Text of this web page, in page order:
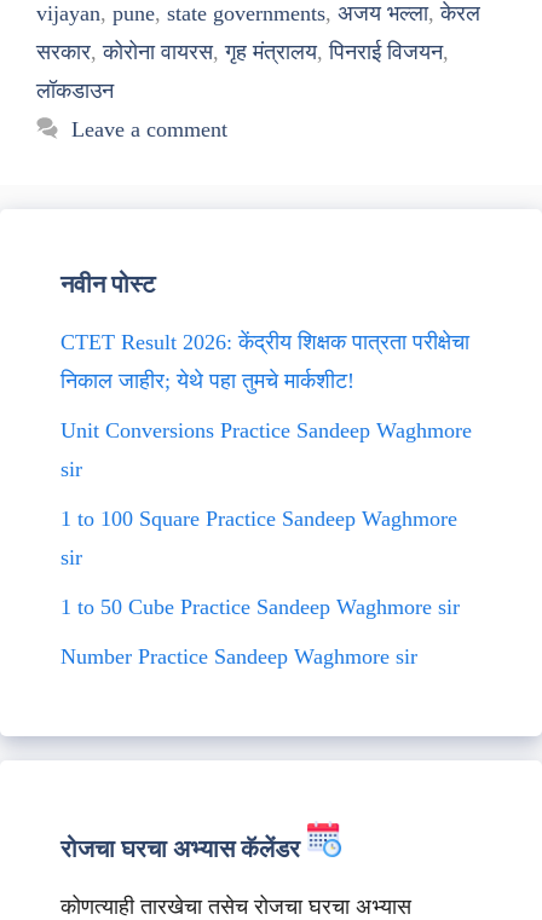
vijayan, pune, state governments, अजय भल्ला,केरल
सरकार,कोरोना वायरस,गृह मंत्रालय,पिनराई विजयन,
लॉकडाउन
Leave a comment
नवीन पोस्ट
CTET Result 2026: केंद्रीय शिक्षक पात्रता परीक्षेचा
निकाल जाहीर; येथे पहा तुमचे मार्कशीट!
Unit Conversions Practice Sandeep Waghmore
sir
1 to 100 Square Practice Sandeep Waghmore
sir
1 to 50 Cube Practice Sandeep Waghmore sir
Number Practice Sandeep Waghmore sir
रोजचा घरचा अभ्यास कॅलेंडर
कोणत्याही तारखेचा तसेच रोजचा घरचा अभ्यास